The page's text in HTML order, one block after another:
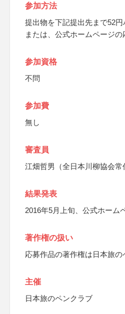
参加方法
提出物を下記提出先まで52
または、公式ホームページ
参加資格
不問
参加費
無し
審査員
江畑哲男（全日本川柳協会常
結果発表
2016年5月上旬、公式ホーム
著作権の扱い
応募作品の著作権は日本旅
主催
日本旅のペンクラブ